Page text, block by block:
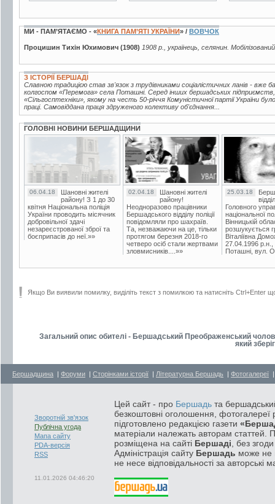
МИ - ПАМ’ЯТАЄМО - «КНИГА ПАМ’ЯТІ УКРАЇНИ» / ВОВЧОК
Процишин Тихін Юхимович (1908) 1908 р., українець, селянин.
З ІСТОРІЇ БЕРШАДІ
Славною традицією став зв'язок з трудівниками соціалістичних ланів - вже
колгоспом «Перемога» села Поташні. Серед інших бершадських
«Сільгосптехніки», якому на честь 50-річчя Комуністичної партії України
праці. Самовіддана праця здруженого колективу об'єднання...
ГОЛОВНІ НОВИНИ БЕРШАДЩИНИ
06.04.18
Шановні жителі
району! З 1 до 30
квітня Національна поліція
України проводить місячник
добровільної здачі
незареєстрованої зброї та
боєприпасів до неї.»»
02.04.18
Шановні жителі
району!
Неодноразово працівники
Бершадського відділу поліції
повідомляли про шахраїв.
Та, незважаючи на це, тільки
протягом березня 2018-го
четверо осіб стали жертвами
зловмисників....»»
25.03.18
Головного
національної
Вінницькій
розшукується
Віталіївна
27.04.1996 р.н.,
Поташні, вул.
Якщо Ви виявили помилку, виділіть текст з помилкою та натисніть Ctrl+Enter
Загальний опис обителі - Бершадський Преображенський
який
Бершадщина | Форуми | Сторінками історії | Літературна Бершадь | Фотогалереї
Зворотній зв'язок
Публічна угода
Мапа сайту
PDA-версія
RSS
11.01.2026 04:46:20
Цей сайт - про Бершадь та
безкоштовні оголошення, фотогалереї
підготовлено редакцією газети
матеріали належать авторам статтей.
розміщена на сайті Бершаді , без
Адміністрація сайту Бершадь може не
не несе відповідальності за авторські